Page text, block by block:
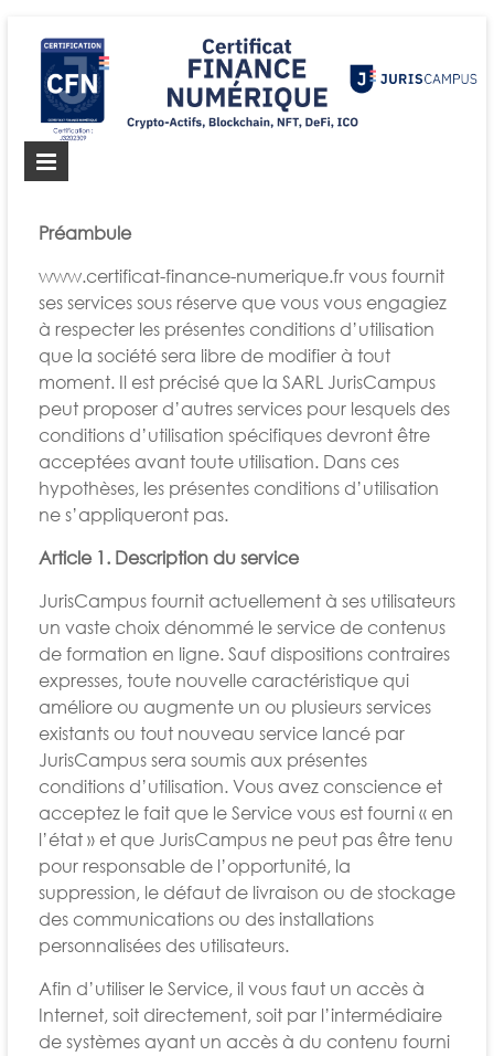
Préambule
www.certificat-finance-numerique.fr vous fournit
ses services sous réserve que vous vous engagiez
à respecter les présentes conditions d’utilisation
que la société sera libre de modifier à tout
moment. Il est précisé que la SARL JurisCampus
peut proposer d’autres services pour lesquels des
conditions d’utilisation spécifiques devront être
acceptées avant toute utilisation. Dans ces
hypothèses, les présentes conditions d’utilisation
ne s’appliqueront pas.
Article 1. Description du service
JurisCampus fournit actuellement à ses utilisateurs
un vaste choix dénommé le service de contenus
de formation en ligne. Sauf dispositions contraires
expresses, toute nouvelle caractéristique qui
améliore ou augmente un ou plusieurs services
existants ou tout nouveau service lancé par
JurisCampus sera soumis aux présentes
conditions d’utilisation. Vous avez conscience et
acceptez le fait que le Service vous est fourni « en
l’état » et que JurisCampus ne peut pas être tenu
pour responsable de l’opportunité, la
suppression, le défaut de livraison ou de stockage
des communications ou des installations
personnalisées des utilisateurs.
Afin d’utiliser le Service, il vous faut un accès à
Internet, soit directement, soit par l’intermédiaire
de systèmes ayant un accès à du contenu fourni